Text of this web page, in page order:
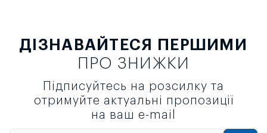
ДІЗНАВАЙТЕСЯ ПЕРШИМИ
ПРО ЗНИЖКИ
Підписуйтесь на розсилку та
отримуйте актуальні пропозиції
на ваш e-mail